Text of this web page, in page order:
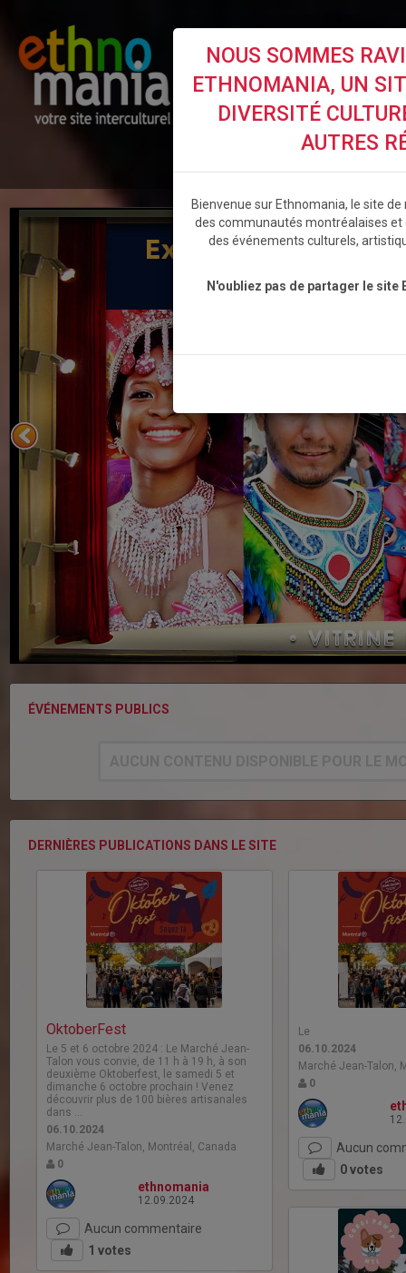
NOUS SOMMES
ETHNOMANIA, UN
DIVERSITÉ
AUTRES
Bienvenue sur Ethnomania, le site
des communautés montréalaises
des événements culturels,
N'oubliez pas de partager le
ACCUEIL ÉVÉNEMENTS
ÉVÉNEMENTS PUBLICS
DERNIÈRES PUBLICATIONS DANS LE SITE
OktoberFest
Le 5 et 6 octobre 2024 : Le Marché Jean-
Talon vous convie, de 11 h à 19 h, à son
deuxième Oktoberfest, le samedi 5 et
dimanche 6 octobre prochain ! Venez
découvrir plus de 100 bières artisanales
dans …
06.10.2024
Marché Jean-Talon, Montréal, Canada
0
ethnomania
12.09.2024
Aucun commentaire
1 votes
Le
06.10.2024
Marché Jean-Talon,
0
Aucun
0votes